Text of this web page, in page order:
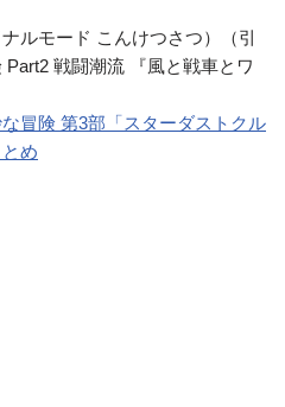
ルモード こんけつさつ）（引
戦闘潮流 『風と戦車とワ
冒険 第3部「スターダストクル
め